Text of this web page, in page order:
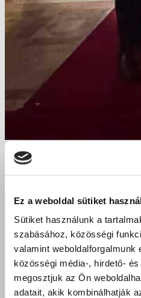
Ez a weboldal sütiket
Sütiket használunk a
szabásához, közösségi
valamint
közösségi média-, hirdető-
megosztjuk az Ön
adatait, akik kombinálhatják
Parlamenti szakmai